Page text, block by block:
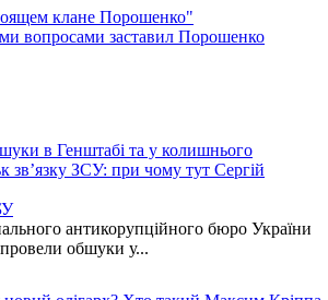
клане Порошенко"
вопросами заставил Порошенко
в Генштабі та у колишнього
зв’язку ЗСУ: при чому тут Сергій
антикорупційного бюро України
обшуки у...